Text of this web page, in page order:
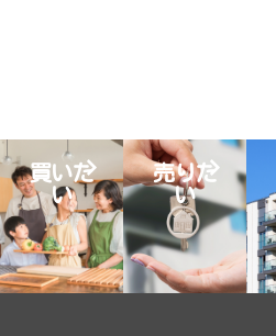
買いた
い
売りた
い